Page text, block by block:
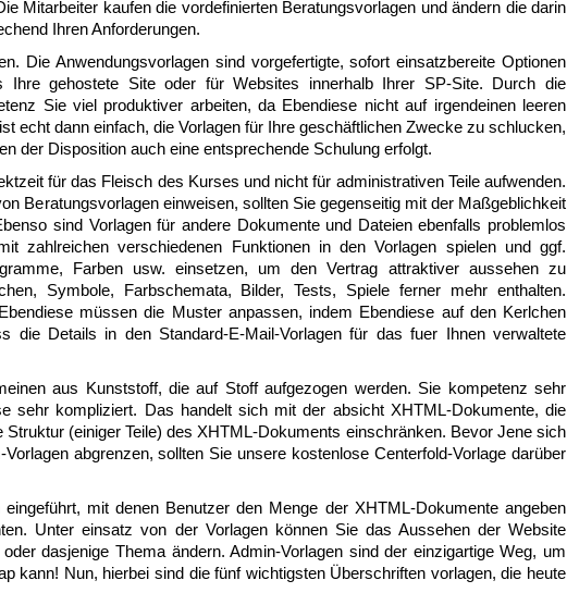
Mitarbeiter kaufen die vordefinierten Beratungsvorlagen und ändern die darin
Ihren Anforderungen.
Die Anwendungsvorlagen sind vorgefertigte, sofort einsatzbereite Optionen
Ihre gehostete Site oder für Websites innerhalb Ihrer SP-Site. Durch die
Sie viel produktiver arbeiten, da Ebendiese nicht auf irgendeinen leeren
echt dann einfach, die Vorlagen für Ihre geschäftlichen Zwecke zu schlucken,
der Disposition auch eine entsprechende Schulung erfolgt.
für das Fleisch des Kurses und nicht für administrativen Teile aufwenden.
Beratungsvorlagen einweisen, sollten Sie gegenseitig mit der Maßgeblichkeit
sind Vorlagen für andere Dokumente und Dateien ebenfalls problemlos
zahlreichen verschiedenen Funktionen in den Vorlagen spielen und ggf.
Farben usw. einsetzen, um den Vertrag attraktiver aussehen zu
Symbole, Farbschemata, Bilder, Tests, Spiele ferner mehr enthalten.
müssen die Muster anpassen, indem Ebendiese auf den Kerlchen
die Details in den Standard-E-Mail-Vorlagen für das fuer Ihnen verwaltete
aus Kunststoff, die auf Stoff aufgezogen werden. Sie kompetenz sehr
sehr kompliziert. Das handelt sich mit der absicht XHTML-Dokumente, die
Struktur (einiger Teile) des XHTML-Dokuments einschränken. Bevor Jene sich
abgrenzen, sollten Sie unsere kostenlose Centerfold-Vorlage darüber
mit denen Benutzer den Menge der XHTML-Dokumente angeben
Unter einsatz von der Vorlagen können Sie das Aussehen der Website
dasjenige Thema ändern. Admin-Vorlagen sind der einzigartige Weg, um
kann! Nun, hierbei sind die fünf wichtigsten Überschriften vorlagen, die heute